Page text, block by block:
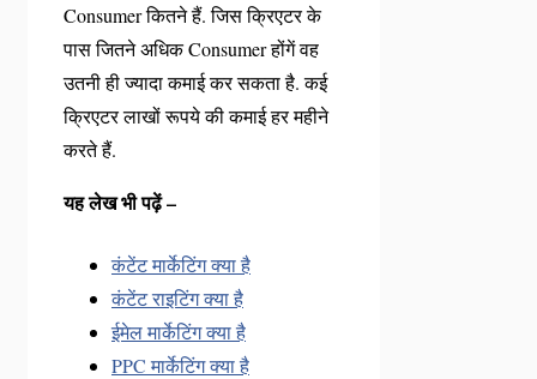
Consumer कितने हैं. जिस क्रिएटर के
पास जितने अधिक Consumer होंगें वह
उतनी ही ज्यादा कमाई कर सकता है. कई
क्रिएटर लाखों रूपये की कमाई हर महीने
करते हैं.
यह लेख भी पढ़ें –
कंटेंट मार्केटिंग क्या है
कंटेंट राइटिंग क्या है
ईमेल मार्केटिंग क्या है
PPC मार्केटिंग क्या है